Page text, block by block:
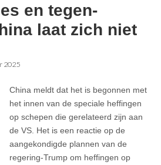
en tegen-
laat zich niet
2025
China meldt dat het is begonnen met
het innen van de speciale heffingen
op schepen die gerelateerd zijn aan
de VS. Het is een reactie op de
aangekondigde plannen van de
regering-Trump om heffingen op